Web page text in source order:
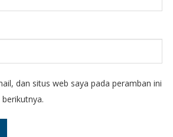
dan situs web saya pada peramban ini